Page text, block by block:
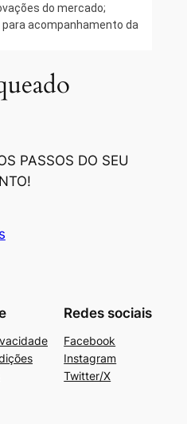
do mercado;
acompanhamento da
PASSOS DO SEU
Redes sociais
Facebook
Instagram
Twitter/X